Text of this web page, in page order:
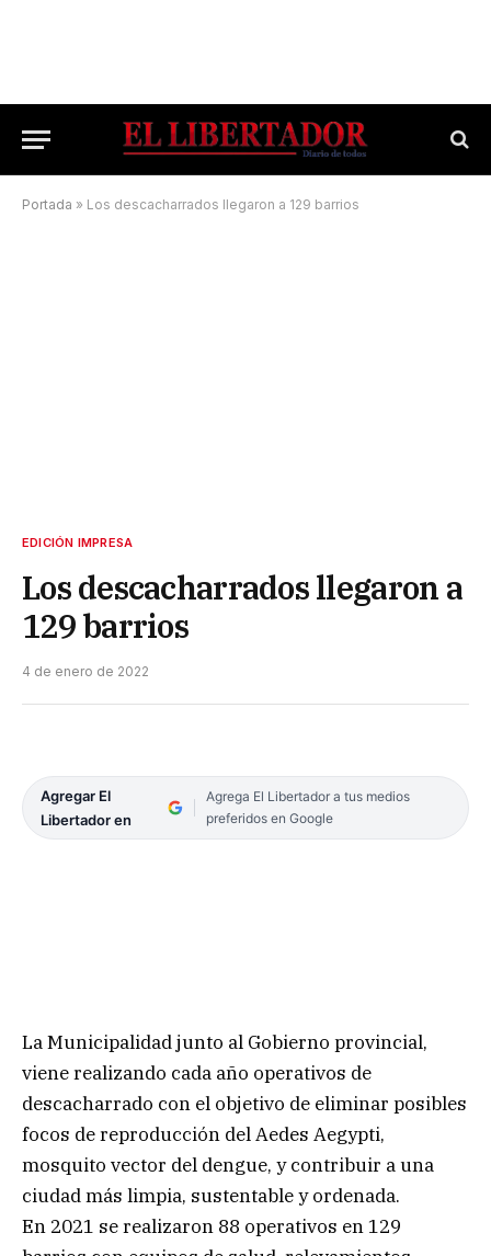
Portada » Los descacharrados llegaron a 129 barrios
EDICIÓN IMPRESA
Los descacharrados llegaron a
129 barrios
4 de enero de 2022
Agregar El
Libertador en
Agrega El Libertador a tus medios
preferidos en Google
La Municipalidad junto al Gobierno provincial,
viene realizando cada año operativos de
descacharrado con el objetivo de eliminar posibles
focos de reproducción del Aedes Aegypti,
mosquito vector del dengue, y contribuir a una
ciudad más limpia, sustentable y ordenada.
En 2021 se realizaron 88 operativos en 129